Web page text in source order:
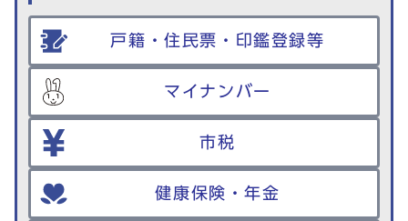
戸籍・住民票・印鑑登録等
マイナンバー
市税
健康保険・年金